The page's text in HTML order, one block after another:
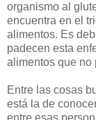
organismo al
encuentra en el
alimentos. Es
padecen esta
alimentos que no
Entre las cosas
está la de